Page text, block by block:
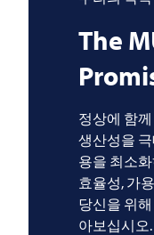
The
정상에 함께
생산성을
용을 최소
효율성, 가
당신을 위
아보십시오.